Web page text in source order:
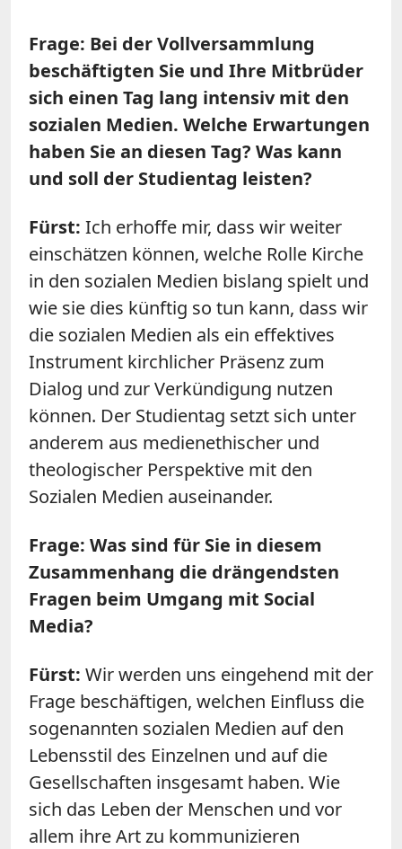
Frage: Bei der Vollversammlung
beschäftigten Sie und Ihre Mitbrüder
sich einen Tag lang intensiv mit den
sozialen Medien. Welche Erwartungen
haben Sie an diesen Tag? Was kann
und soll der Studientag leisten?
Fürst: Ich erhoffe mir, dass wir weiter
einschätzen können, welche Rolle Kirche
in den sozialen Medien bislang spielt und
wie sie dies künftig so tun kann, dass wir
die sozialen Medien als ein effektives
Instrument kirchlicher Präsenz zum
Dialog und zur Verkündigung nutzen
können. Der Studientag setzt sich unter
anderem aus medienethischer und
theologischer Perspektive mit den
Sozialen Medien auseinander.
Frage: Was sind für Sie in diesem
Zusammenhang die drängendsten
Fragen beim Umgang mit Social
Media?
Fürst: Wir werden uns eingehend mit der
Frage beschäftigen, welchen Einfluss die
sogenannten sozialen Medien auf den
Lebensstil des Einzelnen und auf die
Gesellschaften insgesamt haben. Wie
sich das Leben der Menschen und vor
allem ihre Art zu kommunizieren